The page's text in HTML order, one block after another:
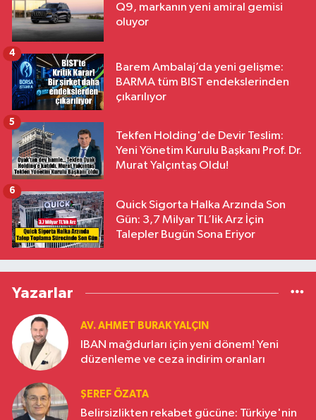
Q9, markanın yeni amiral gemisi
oluyor
Barem Ambalaj’da yeni gelişme:
BARMA tüm BIST endekslerinden
çıkarılıyor
4
Tekfen Holding'de Devir Teslim:
Yeni Yönetim Kurulu Başkanı Prof. Dr.
Murat Yalçıntaş Oldu!
5
Quick Sigorta Halka Arzında Son
Gün: 3,7 Milyar TL’lik Arz İçin
Talepler Bugün Sona Eriyor
6
Yazarlar
AV. AHMET BURAK YALÇIN
IBAN mağdurları için yeni dönem! Yeni
düzenleme ve ceza indirim oranları
ŞEREF ÖZATA
Belirsizlikten rekabet gücüne: Türkiye'nin